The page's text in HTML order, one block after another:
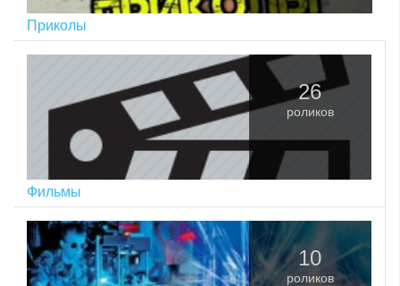
Приколы
26
роликов
Фильмы
10
роликов